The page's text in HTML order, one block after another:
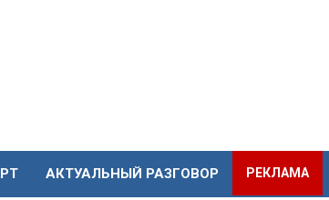
АКТУАЛЬНЫЙ РАЗГОВОР РЕКЛАМА